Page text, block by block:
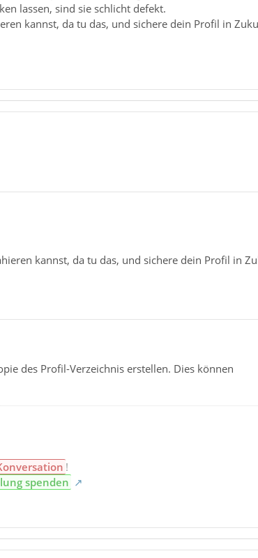
lassen, sind sie schlicht defekt.
kannst, da tu das, und sichere dein Profil in
kannst, da tu das, und sichere dein Profil in
des Profil-Verzeichnis erstellen. Dies können
!
spenden